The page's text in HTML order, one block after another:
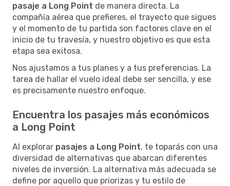
pasaje a Long Point de manera directa. La
compañía aérea que prefieres, el trayecto que sigues
y el momento de tu partida son factores clave en el
inicio de tu travesía, y nuestro objetivo es que esta
etapa sea exitosa.
Nos ajustamos a tus planes y a tus preferencias. La
tarea de hallar el vuelo ideal debe ser sencilla, y ese
es precisamente nuestro enfoque.
Encuentra los pasajes más económicos
a Long Point
Al explorar pasajes a Long Point, te toparás con una
diversidad de alternativas que abarcan diferentes
niveles de inversión. La alternativa más adecuada se
define por aquello que priorizas y tu estilo de